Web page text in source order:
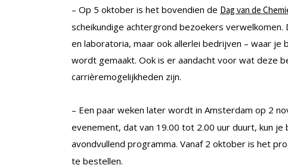
– Op 5 oktober is het bovendien de Dag van de
scheikundige achtergrond bezoekers
en laboratoria, maar ook allerlei bedrijven – waar
wordt gemaakt. Ook is er aandacht voor wat deze
carrièremogelijkheden zijn.
– Een paar weken later wordt in Amsterdam op 2
evenement, dat van 19.00 tot 2.00 uur duurt, kun
avondvullend programma. Vanaf 2 oktober is het
te bestellen.